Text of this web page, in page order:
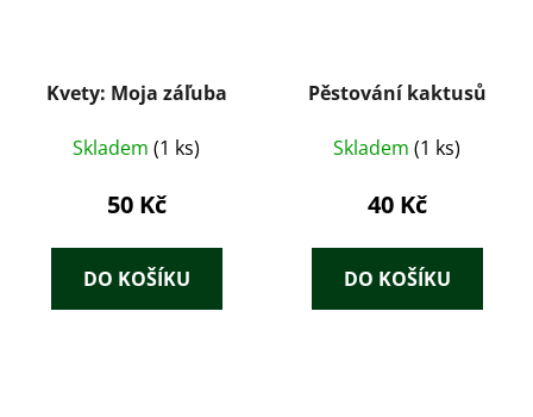
Kvety: Moja záľuba
Skladem (1 ks)
50 Kč
DO KOŠÍKU
Pěstování kaktusů
Skladem (1 ks)
40 Kč
DO KOŠÍKU